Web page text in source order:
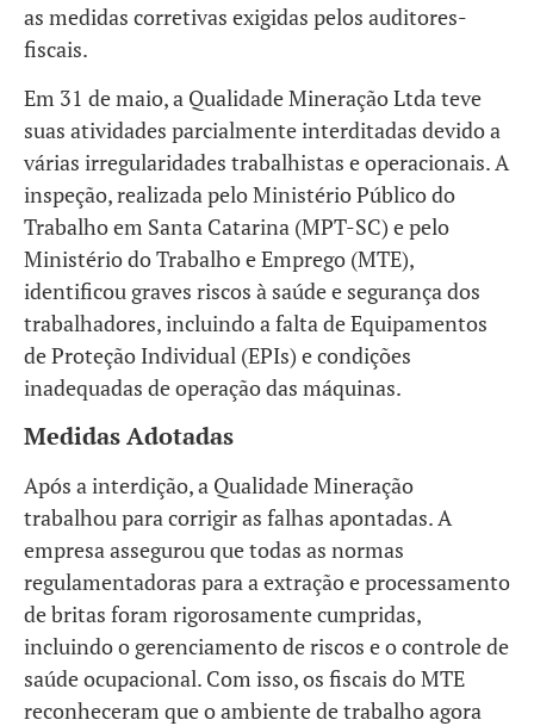
as medidas corretivas exigidas pelos auditores-
fiscais.
Em 31 de maio, a Qualidade Mineração Ltda teve
suas atividades parcialmente interditadas devido a
várias irregularidades trabalhistas e operacionais. A
inspeção, realizada pelo Ministério Público do
Trabalho em Santa Catarina (MPT-SC) e pelo
Ministério do Trabalho e Emprego (MTE),
identificou graves riscos à saúde e segurança dos
trabalhadores, incluindo a falta de Equipamentos
de Proteção Individual (EPIs) e condições
inadequadas de operação das máquinas.
Medidas Adotadas
Após a interdição, a Qualidade Mineração
trabalhou para corrigir as falhas apontadas. A
empresa assegurou que todas as normas
regulamentadoras para a extração e processamento
de britas foram rigorosamente cumpridas,
incluindo o gerenciamento de riscos e o controle de
saúde ocupacional. Com isso, os fiscais do MTE
reconheceram que o ambiente de trabalho agora